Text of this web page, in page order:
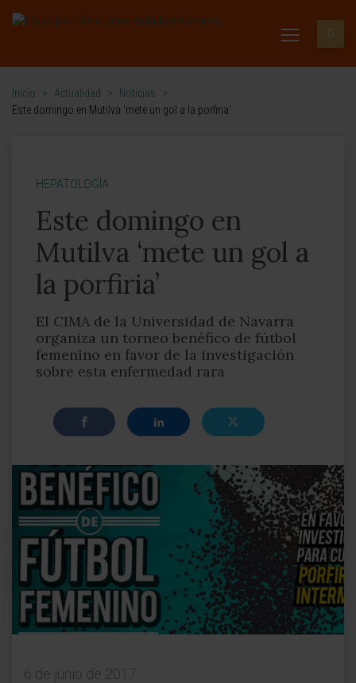
Inicio > Actualidad > Noticias
>
Este domingo en Mutilva ‘mete un gol a la porfiria’
HEPATOLOGÍA
Este domingo en
Mutilva ‘mete un gol a
la porfiria’
El CIMA de la Universidad de Navarra
organiza un torneo benéfico de fútbol
femenino en favor de la investigación
sobre esta enfermedad rara
6 de junio de 2017